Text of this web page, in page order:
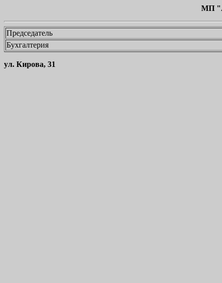
МП
Председатель
Бухгалтерия
ул. Кирова, 31